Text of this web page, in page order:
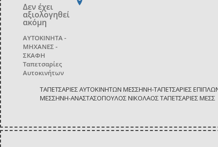
Δεν έχει
αξιολογηθεί
ακόμη
ΑΥΤΟΚΙΝΗΤΑ -
ΜΗΧΑΝΕΣ -
ΣΚΑΦΗ
Ταπετσαρίες
Αυτοκινήτων
ΤΑΠΕΤΣΑΡΙΕΣ ΑΥΤΟΚΙΝΗΤΩΝ ΜΕΣΣΗΝΗ-ΤΑΠΕΤΣΑΡΙΕΣ
ΜΕΣΣΗΝΗ-ΑΝΑΣΤΑΣΟΠΟΥΛΟΣ ΝΙΚΟΛΑΟΣ ΤΑΠΕΤΣΑΡΙΕΣ ΜΕΣΣ